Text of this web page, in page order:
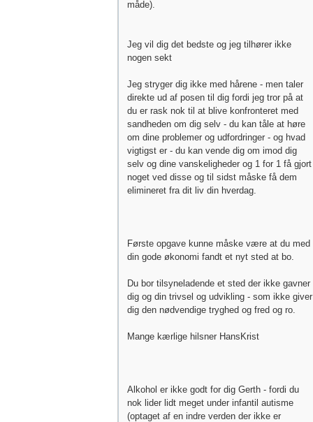
måde).
Jeg vil dig det bedste og jeg tilhører ikke
nogen sekt
Jeg stryger dig ikke med hårene - men taler
direkte ud af posen til dig fordi jeg tror på at
du er rask nok til at blive konfronteret med
sandheden om dig selv - du kan tåle at høre
om dine problemer og udfordringer - og hvad
vigtigst er - du kan vende dig om imod dig
selv og dine vanskeligheder og 1 for 1 få gjort
noget ved disse og til sidst måske få dem
elimineret fra dit liv din hverdag.
Første opgave kunne måske være at du med
din gode økonomi fandt et nyt sted at bo.
Du bor tilsyneladende et sted der ikke gavner
dig og din trivsel og udvikling - som ikke giver
dig den nødvendige tryghed og fred og ro.
Mange kærlige hilsner HansKrist
Alkohol er ikke godt for dig Gerth - fordi du
nok lider lidt meget under infantil autisme
(optaget af en indre verden der ikke er